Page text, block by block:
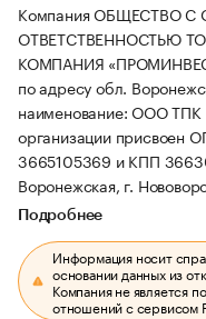
Компания ОБЩЕСТВО С
ОТВЕТСТВЕННОСТЬЮ
КОМПАНИЯ
по адресу обл.
наименование: ООО
организации присвоен
3665105369 и КПП
Воронежская, г.
Подробнее
Информация носит
основании данных из
Компания не является
отношений с сервисом